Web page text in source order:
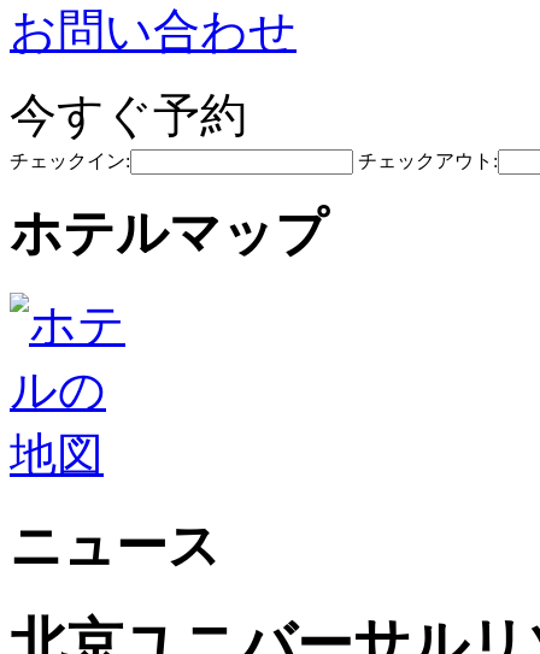
お問い合わせ
今すぐ予約
チェックイン: チェックアウト:
ホテルマップ
ニュース